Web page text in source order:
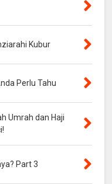
Kubur
Perlu Tahu
Umrah dan Haji
Part 3